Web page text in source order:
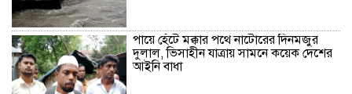
পায়ে হেঁটে মক্কার পথে নাটোরের দিনমজুর
দুলাল, ভিসাহীন যাত্রায় সামনে কয়েক দেশের
আইনি বাধা